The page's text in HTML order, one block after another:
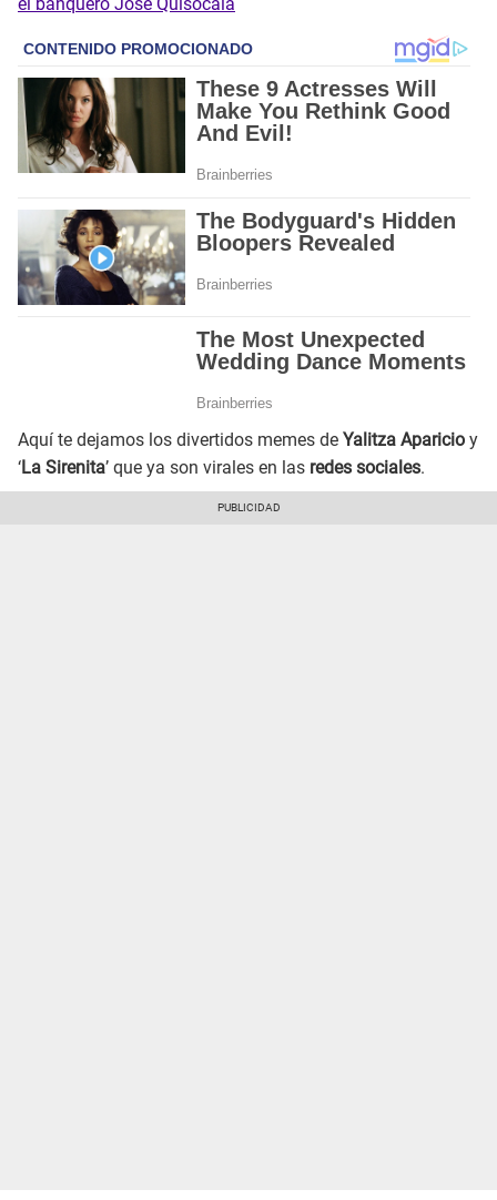
Aquí te dejamos los divertidos memes de Yalitza Aparicio y
‘La Sirenita’ que ya son virales en las redes sociales.